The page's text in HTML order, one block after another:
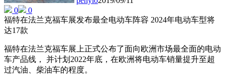
0
0
福特在法兰克福车展发布最全电动车阵容 2024年电动车型将
达17款
福特在法兰克福车展上正式公布了面向欧洲市场最全面的电动
车产品线， 并计划2022年底，在欧洲将电动车销量提升至超
过汽油、柴油车的程度。